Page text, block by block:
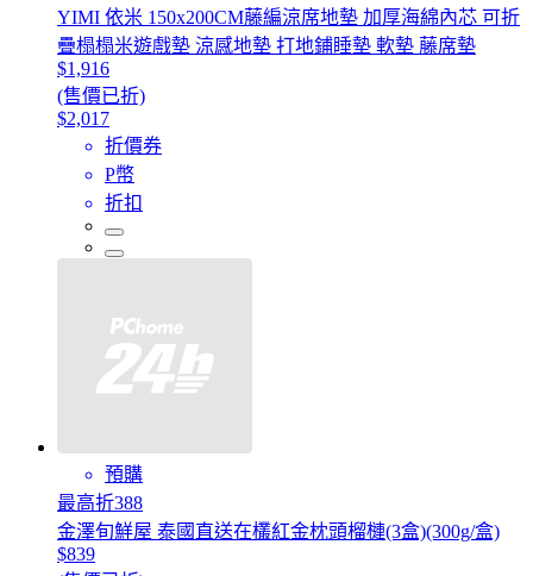
YIMI 依米 150x200CM藤編涼席地墊 加厚海綿內芯 可折
疊榻榻米遊戲墊 涼感地墊 打地鋪睡墊 軟墊 藤席墊
$1,916
(售價已折)
$2,017
折價券
P幣
折扣
預購
最高折388
金澤旬鮮屋 泰國直送在欉紅金枕頭榴槤(3盒)(300g/盒)
$839